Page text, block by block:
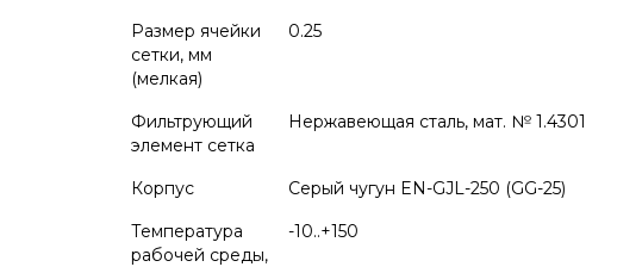
Размер ячейки
сетки, мм
(мелкая)
0.25
Фильтрующий
элемент сетка
Нержавеющая сталь, мат. № 1.4301
Корпус
Серый чугун EN-GJL-250 (GG-25)
Температура
рабочей среды,
-10..+150